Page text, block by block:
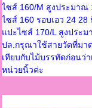
ไซส์ 160/M สูงประมาณ
ไซส์ 160 รอบเอว 24
แปะไซส์ 170/L สูงประม
ปล.กรุณาใช้สายวัดที่มา
เทียบกับไม้บรรทัดก่อนว่
หน่วยนิ้วค่ะ